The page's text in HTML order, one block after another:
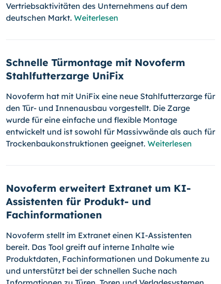
Vertriebsaktivitäten des Unternehmens auf dem
deutschen Markt. Weiterlesen
Schnelle Türmontage mit Novoferm
Stahlfutterzarge UniFix
Novoferm hat mit UniFix eine neue Stahlfutterzarge für
den Tür- und Innenausbau vorgestellt. Die Zarge
wurde für eine einfache und flexible Montage
entwickelt und ist sowohl für Massivwände als auch für
Trockenbaukonstruktionen geeignet. Weiterlesen
Novoferm erweitert Extranet um KI-
Assistenten für Produkt- und
Fachinformationen
Novoferm stellt im Extranet einen KI-Assistenten
bereit. Das Tool greift auf interne Inhalte wie
Produktdaten, Fachinformationen und Dokumente zu
und unterstützt bei der schnellen Suche nach